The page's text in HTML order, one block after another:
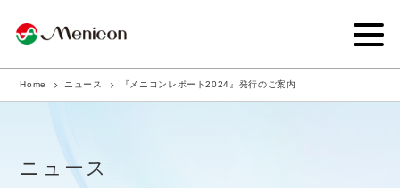
企業情報
商品サイト
Home ニュース 『メニコンレポート2024』発行のご案内
ニュース